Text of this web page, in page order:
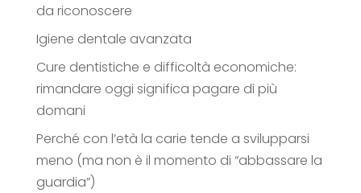
da riconoscere
Igiene dentale avanzata
Cure dentistiche e difficoltà economiche:
rimandare oggi significa pagare di più
domani
Perché con l’età la carie tende a svilupparsi
meno (ma non è il momento di “abbassare la
guardia”)